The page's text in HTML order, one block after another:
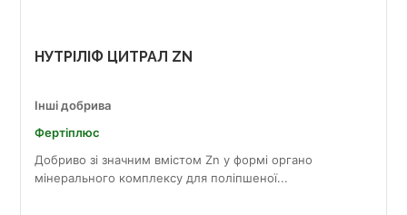
НУТРІЛІФ ЦИТРАЛ ZN
Інші добрива
Фертіплюс
Добриво зі значним вмістом Zn у формі органо
мінерального комплексу для поліпшеної...